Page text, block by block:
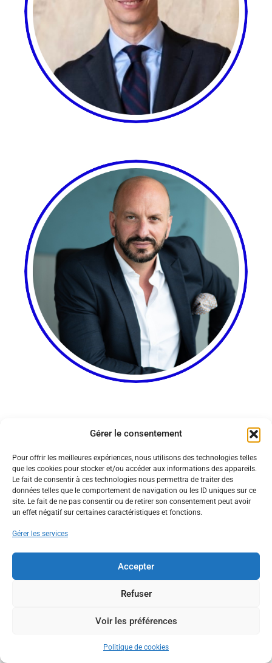
Gérer le consentement
Pour offrir les meilleures expériences, nous utilisons des technologies telles
que les cookies pour stocker et/ou accéder aux informations des appareils.
Le fait de consentir à ces technologies nous permettra de traiter des
données telles que le comportement de navigation ou les ID uniques sur ce
site. Le fait de ne pas consentir ou de retirer son consentement peut avoir
un effet négatif sur certaines caractéristiques et fonctions.
Gérer les services
Accepter
Refuser
Voir les préférences
Politique de cookies